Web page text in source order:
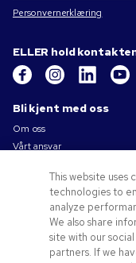
Personvernerklæring
ELLER hold
Bli kjent med oss
Om oss
Vårt ansvar
Bruksvilkår
Salgsbetingelser
Jobb for Pens.com
Tilbud og ressurser
This website uses
technologies to
analyze
We also share
site with our
partners. If we